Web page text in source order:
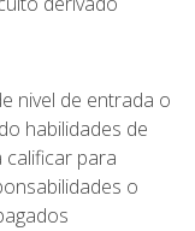
nivel de entrada o
habilidades de
calificar para
o